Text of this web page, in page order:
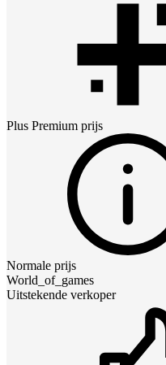
Plus Premium prijs
Normale prijs
World_of_games
Uitstekende verkoper